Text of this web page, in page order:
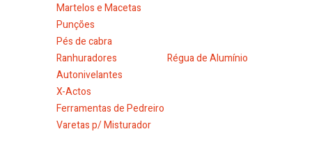
Martelos e Macetas
Punções
Pés de cabra
Ranhuradores
Régua de Alumínio
Autonivelantes
X-Actos
Ferramentas de Pedreiro
Varetas p/ Misturador